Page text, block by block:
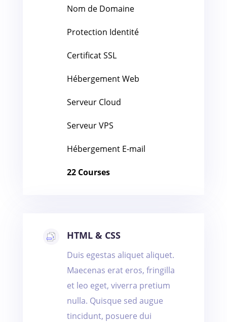
Nom de Domaine
Protection Identité
Certificat SSL
Hébergement Web
Serveur Cloud
Serveur VPS
Hébergement E-mail
22 Courses
HTML & CSS
Duis egestas aliquet aliquet.
Maecenas erat eros, fringilla
et leo eget, viverra pretium
nulla. Quisque sed augue
tincidunt, posuere dui